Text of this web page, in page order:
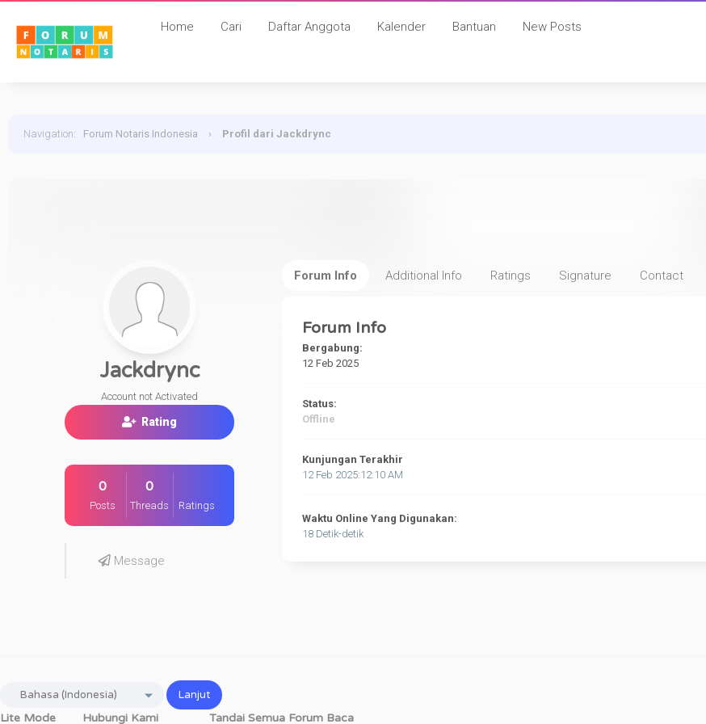
Home Cari Daftar Anggota Kalender Bantuan New Posts
Navigation: Forum Notaris Indonesia › Profil dari Jackdrync
Jackdrync
Account not Activated
Rating
0
Posts
0
Threads Ratings
Message
Forum Info Additional Info Ratings Signature Contact
Forum Info
Bergabung:
12 Feb 2025
Status:
Offline
Kunjungan Terakhir
12 Feb 2025:12:10 AM
Waktu Online Yang Digunakan:
18 Detik-detik
Lite Mode Hubungi Kami Tandai Semua Forum Baca